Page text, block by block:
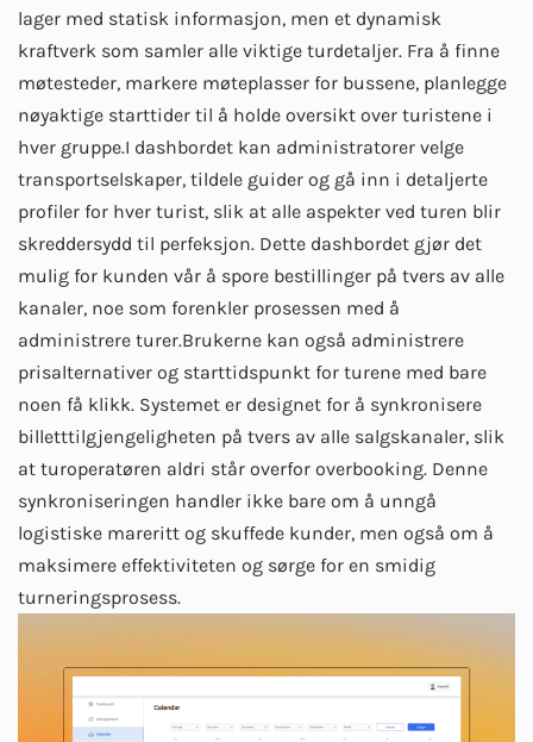
lager med statisk informasjon, men et dynamisk
kraftverk som samler alle viktige turdetaljer. Fra å finne
møtesteder, markere møteplasser for bussene, planlegge
nøyaktige starttider til å holde oversikt over turistene i
hver gruppe.I dashbordet kan administratorer velge
transportselskaper, tildele guider og gå inn i detaljerte
profiler for hver turist, slik at alle aspekter ved turen blir
skreddersydd til perfeksjon. Dette dashbordet gjør det
mulig for kunden vår å spore bestillinger på tvers av alle
kanaler, noe som forenkler prosessen med å
administrere turer.Brukerne kan også administrere
prisalternativer og starttidspunkt for turene med bare
noen få klikk. Systemet er designet for å synkronisere
billetttilgjengeligheten på tvers av alle salgskanaler, slik
at turoperatøren aldri står overfor overbooking. Denne
synkroniseringen handler ikke bare om å unngå
logistiske mareritt og skuffede kunder, men også om å
maksimere effektiviteten og sørge for en smidig
turneringsprosess.